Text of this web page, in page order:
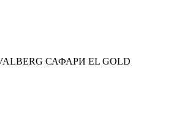
САФАРИ EL GOLD